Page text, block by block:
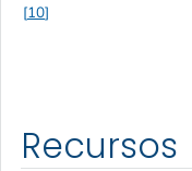
10
Recursos